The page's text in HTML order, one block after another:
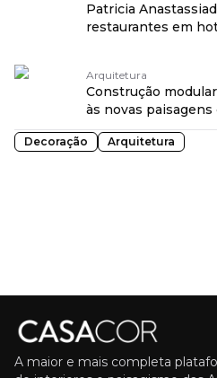
Patricia
restaurantes em
Arquitetura
Construção
às novas paisagens
Decoração Arquitetura
A maior e mais completa